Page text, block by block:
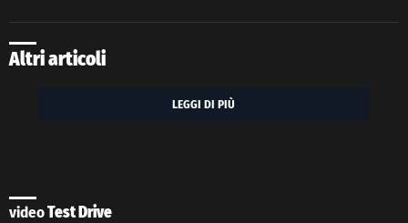
Altri articoli
LEGGI DI PIÙ
videoTest Drive